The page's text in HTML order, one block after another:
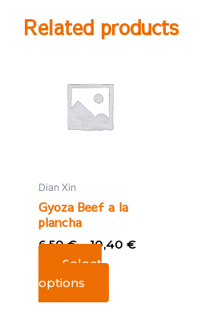
Related products
Dian Xin
Gyoza Beef a la
plancha
6,50€–10,40 €
Select
options